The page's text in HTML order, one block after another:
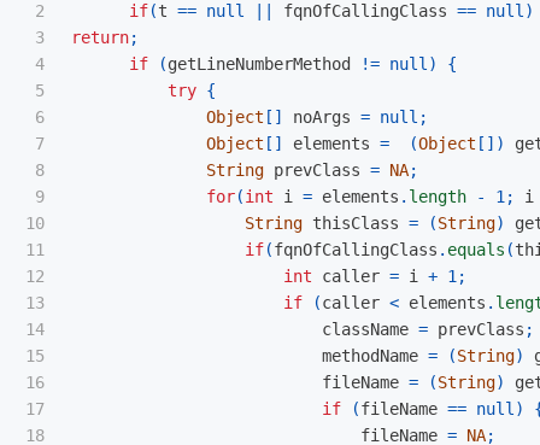
2
3
4
5
6
7
8
9
10
11
12
13
14
15
16
17
18
if(t == null fqnOfCallingClass == null )
return;
if
(getLineNumberMethod != null )
{
try {
Object [] noArgs = null ;
Object [] elements = (Object [])
String prevClass = NA;
for(int i = elements . length - 1 ;
i
String thisClass = (String)
if(fqnOfCallingClass . equals (
int
caller = i + 1 ;
if
(caller < elements .
className = prevClass ;
methodName = (String)
fileName = (String)
if
(fileName == null )
fileName = NA;